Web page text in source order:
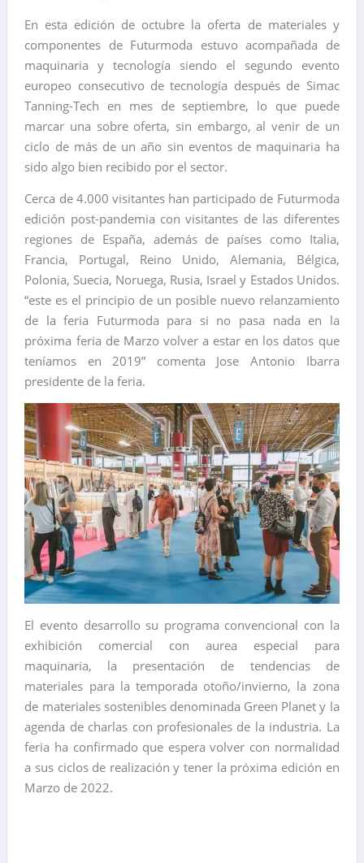
En esta edición de octubre la oferta de materiales y
componentes de Futurmoda estuvo acompañada de
maquinaria y tecnología siendo el segundo evento
europeo consecutivo de tecnología después de Simac
Tanning-Tech en mes de septiembre, lo que puede
marcar una sobre oferta, sin embargo, al venir de un
ciclo de más de un año sin eventos de maquinaria ha
sido algo bien recibido por el sector.
​Cerca de 4.000 visitantes han participado de Futurmoda
edición post-pandemia con visitantes de las diferentes
regiones de España, además de países como Italia,
Francia, Portugal, Reino Unido, Alemania, Bélgica,
Polonia, Suecia, Noruega, Rusia, Israel y Estados Unidos.
“este es el principio de un posible nuevo relanzamiento
de la feria Futurmoda para si no pasa nada en la
próxima feria de Marzo volver a estar en los datos que
teníamos en 2019” comenta Jose Antonio Ibarra
presidente de la feria.
​El evento desarrollo su programa convencional con la
exhibición comercial con aurea especial para
maquinaria, la presentación de tendencias de
materiales para la temporada otoño/invierno, la zona
de materiales sostenibles denominada Green Planet y la
agenda de charlas con profesionales de la industria. La
feria ha confirmado que espera volver con normalidad
a sus ciclos de realización y tener la próxima edición en
Marzo de 2022.